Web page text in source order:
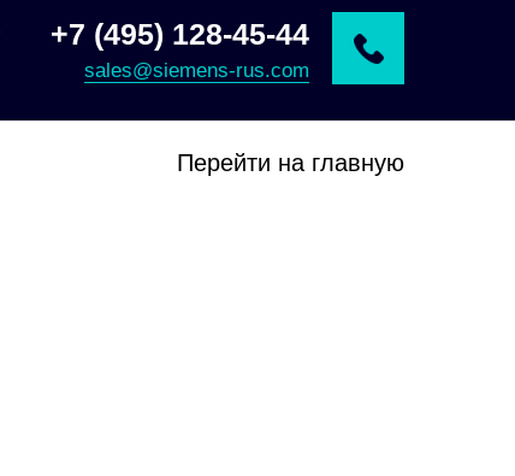
+7 (495) 128-45-44
sales@siemens-rus.com
Перейти на главную